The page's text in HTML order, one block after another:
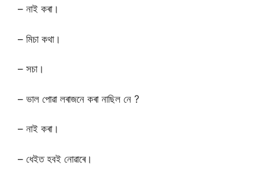
– নাই কৰা।
– মিচা কথা।
– সচা।
– ভাল পোৱা লৰাজনে কৰা নাছিল নে ?
– নাই কৰা।
– ধেইত হবই নোৱাৰে।